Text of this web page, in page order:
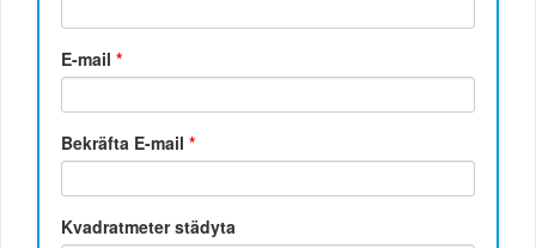
E-mail*
Bekräfta E-mail*
Kvadratmeter städyta